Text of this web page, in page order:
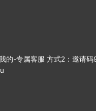
的-专属客服 方式2：邀请